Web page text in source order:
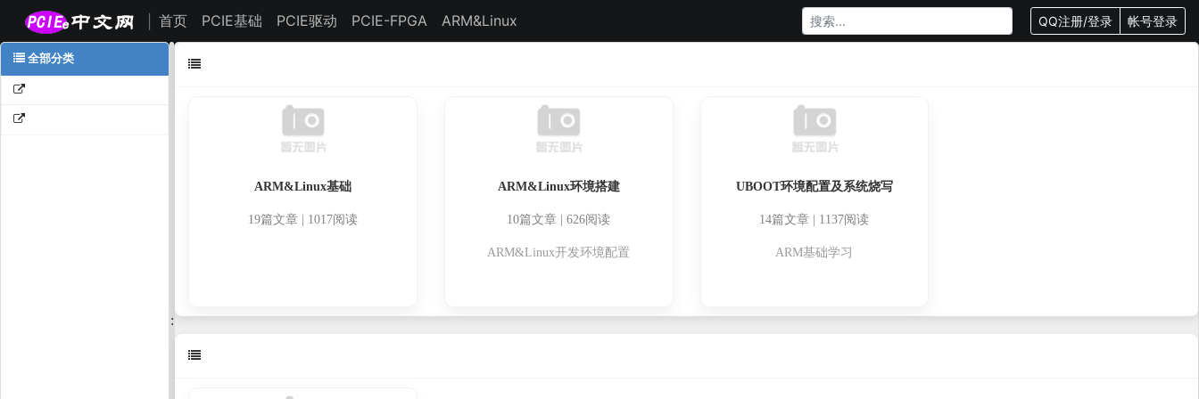
首页 PCIE基础 PCIE驱动 PCIE-FPGA ARM&Linux QQ注册/登录 帐号登录
全部分类
:
ARM&Linux基础
19篇文章 | 1017阅读
ARM&Linux环境搭建
10篇文章 | 626阅读
ARM&Linux开发环境配置
UBOOT环境配置及系统烧写
14篇文章 | 1137阅读
ARM基础学习